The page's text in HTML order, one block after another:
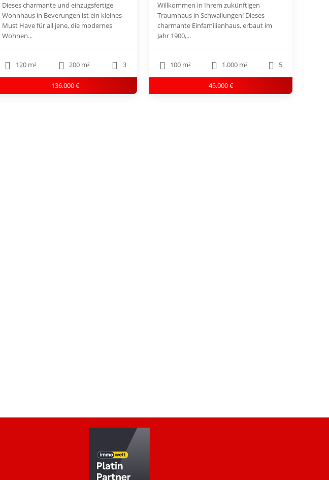
Dieses charmante und einzugsfertige
Wohnhaus in Beverungen ist ein kleines
Must Have für all jene, die modernes
Wohnen...
120 m² 200 m² 3
136.000 €
Willkommen in Ihrem zukünftigen
Traumhaus in Schwallungen! Dieses
charmante Einfamilienhaus, erbaut im
Jahr 1900,...
100 m² 1.000 m² 5
45.000 €